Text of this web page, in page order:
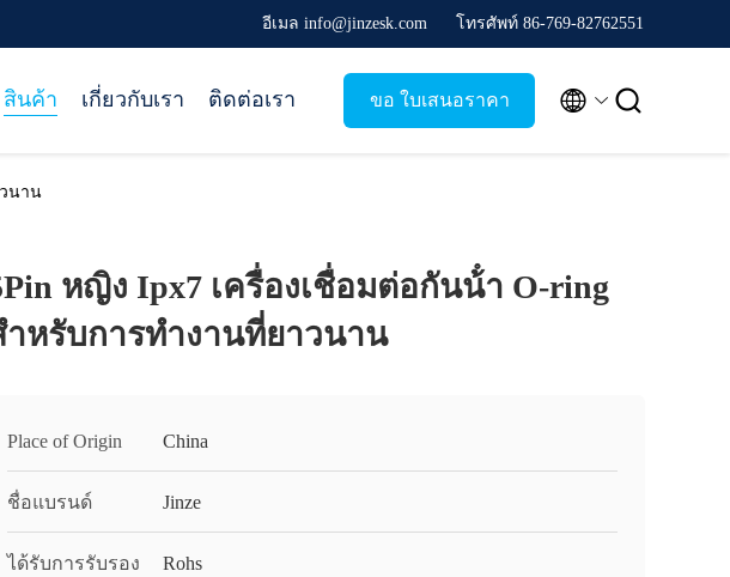
อีเมล info@jinzesk.com โทรศัพท์ 86-769-82762551
สินค้า เกี่ยวกับเรา ติดต่อเรา ขอ ใบเสนอราคา  
นาน
หญิง Ipx7 เครื่องเชื่อมต่อกันน้ํา O-ring
าหรับการทํางานที่ยาวนาน
Place of Origin China
ชื่อแบรนด์ Jinze
ได้รับการรับรอง Rohs